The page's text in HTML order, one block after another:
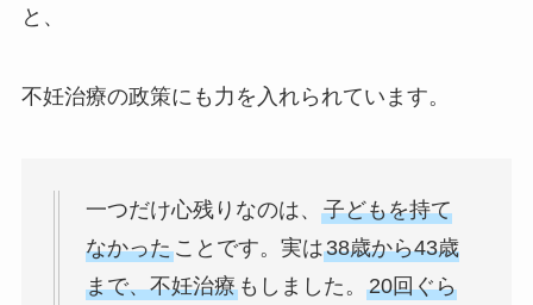
と、
不妊治療の政策にも力を入れられています。
一つだけ心残りなのは、 子どもを持て
なかったことです。実は38歳から43歳
まで、不妊治療もしました。 20回ぐら